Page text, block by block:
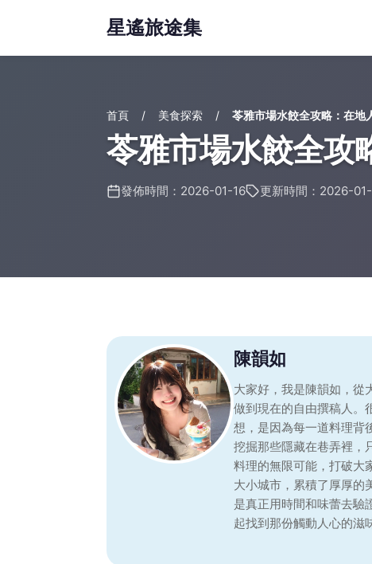
星遙旅途集
首頁 美食探索 苓雅市場水餃全攻略：在地
苓雅市場水餃全攻
發佈時間：2026-01-16 更新時間：2026-
陳韻如
大家好，我是陳韻如，從
做到現在的自由撰稿人。
想，是因為每一道料理背
挖掘那些隱藏在巷弄裡，
料理的無限可能，打破大
大小城市，累積了厚厚的
是真正用時間和味蕾去驗
起找到那份觸動人心的滋